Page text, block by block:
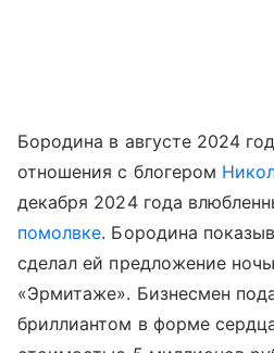
Бородина в августе 2024
отношения с блогером
декабря 2024 года
помолвке. Бородина
сделал ей предложение
«Эрмитаже». Бизнесмен
бриллиантом в форме